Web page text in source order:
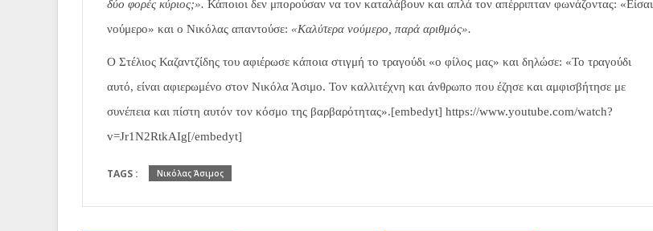
δύο φορές κύριος;». Κάποιοι δεν μπορούσαν να τον καταλάβουν και απλά τον απέρριπταν φωνάζοντας: «Είσαι
νούμερο» και ο Νικόλας απαντούσε: «Καλύτερα νούμερο, παρά αριθμός».
Ο Στέλιος Καζαντζίδης του αφιέρωσε κάποια στιγμή το τραγούδι «ο φίλος μας» και δηλώσε: «Το τραγούδι
αυτό, είναι αφιερωμένο στον Νικόλα Άσιμο. Τον καλλιτέχνη και άνθρωπο που έζησε και αμφισβήτησε με
συνέπεια και πίστη αυτόν τον κόσμο της βαρβαρότητας».[embedyt] https://www.youtube.com/watch?
v=Jr1N2RtkAIg[/embedyt]
TAGS : Νικόλας Άσιμος